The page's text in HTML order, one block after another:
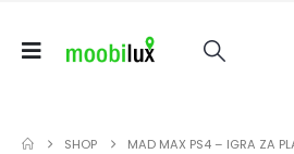
SHOP MAD MAX PS4 – IGRA ZA